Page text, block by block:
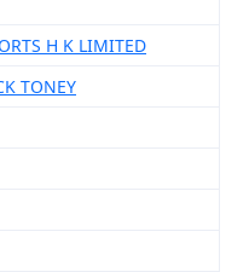
H K LIMITED
TONEY